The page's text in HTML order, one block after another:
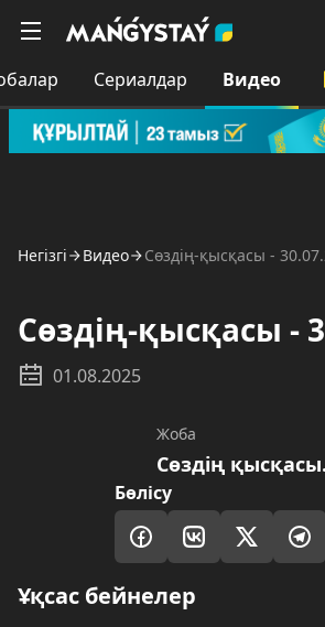
Сериалдар Видео
Негізгі Видео Сөздің-қысқасы -
Сөздің-қысқасы -
01.08.2025
Жоба
Сөздің
Бөлісу
Ұқсас бейнелер